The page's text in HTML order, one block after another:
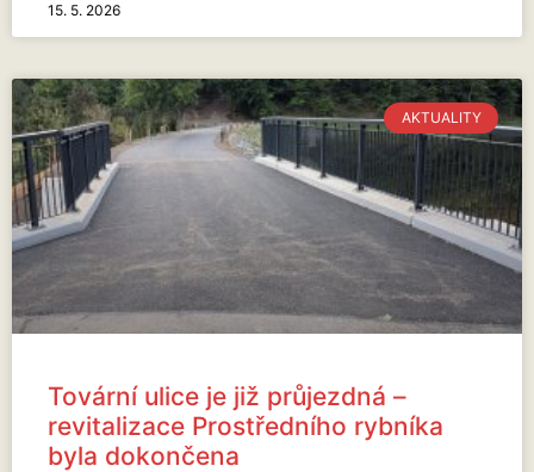
15. 5. 2026
AKTUALITY
Tovární ulice je již průjezdná –
revitalizace Prostředního rybníka
byla dokončena